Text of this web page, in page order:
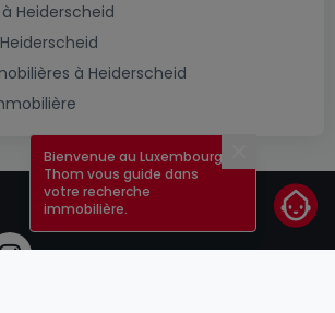
Heiderscheid
à Heiderscheid
Bienvenue au Luxembourg !
Thom vous guide dans
votre recherche
immobilière.